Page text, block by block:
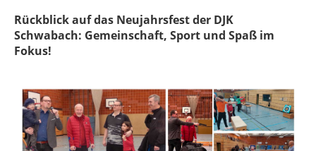
Rückblick auf das Neujahrsfest der DJK
Schwabach: Gemeinschaft, Sport und Spaß im
Fokus!